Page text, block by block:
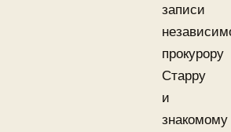
записи
прокурору
Старру
и
знакомому